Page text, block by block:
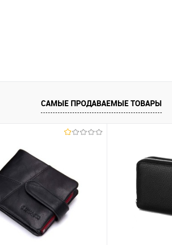
САМЫЕ ПРОДАВАЕМЫЕ ТОВАРЫ